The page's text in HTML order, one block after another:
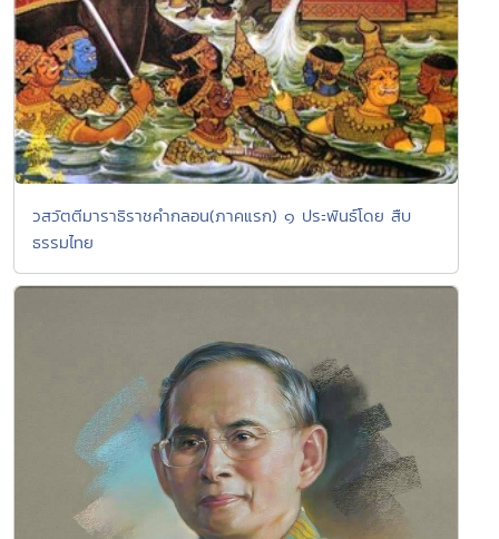
วสวัตตีมาราธิราชคำกลอน(ภาคแรก) ๑ ประพันธ์โดย สืบ
ธรรมไทย